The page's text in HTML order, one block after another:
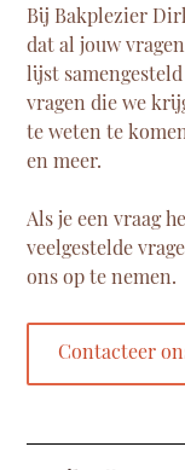
Bij Bakplezier
dat al jouw
lijst
vragen die we
te weten te
en meer.
Als je een vraag
veelgestelde
ons op te nemen.
Contacteer